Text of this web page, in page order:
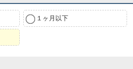
１ヶ月以下